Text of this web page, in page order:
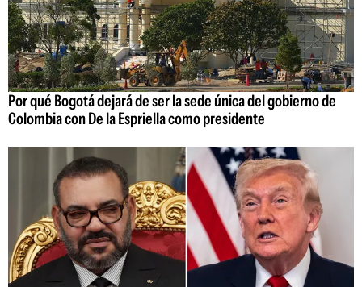
Por qué Bogotá dejará de ser la sede única del gobierno de
Colombia con De la Espriella como presidente